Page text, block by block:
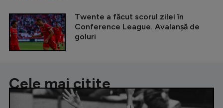
Twente a făcut scorul zilei în
Conference League. Avalanșă de
goluri
Cele mai citite